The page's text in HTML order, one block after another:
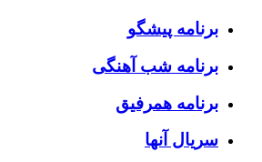
برنامه پیشگو
برنامه شب آهنگی
برنامه همرفیق
سریال آنها